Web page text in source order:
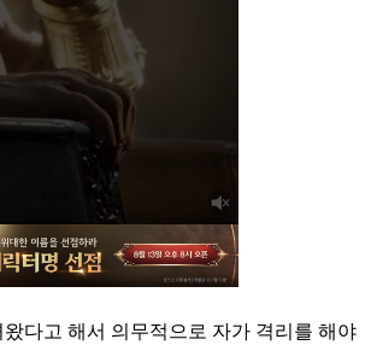
다고 해서 의무적으로 자가 격리를 해야